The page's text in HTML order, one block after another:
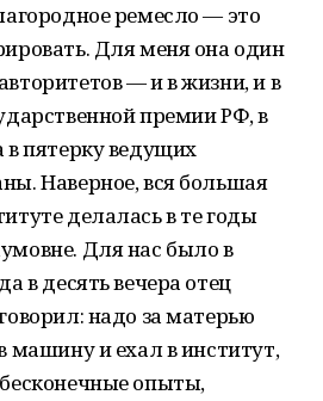
ремесло — это
Для меня она один
— и в жизни, и в
премии РФ, в
в пятерку ведущих
Наверное, вся большая
делалась в те годы
Для нас было в
в десять вечера отец
надо за матерью
машину и ехал в институт,
опыты,